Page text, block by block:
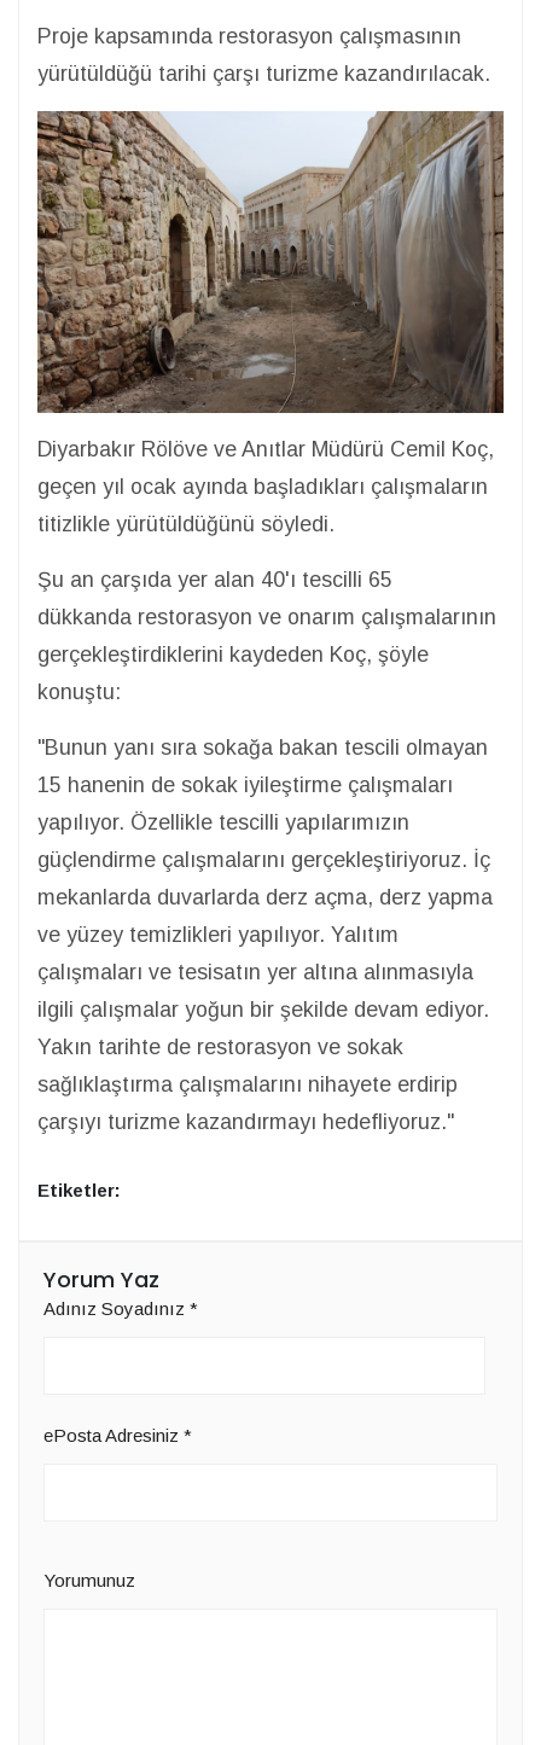
Proje kapsamında restorasyon çalışmasının
yürütüldüğü tarihi çarşı turizme kazandırılacak.
Diyarbakır Rölöve ve Anıtlar Müdürü Cemil Koç,
geçen yıl ocak ayında başladıkları çalışmaların
titizlikle yürütüldüğünü söyledi.
Şu an çarşıda yer alan 40'ı tescilli 65
dükkanda restorasyon ve onarım çalışmalarının
gerçekleştirdiklerini kaydeden Koç, şöyle
konuştu:
"Bunun yanı sıra sokağa bakan tescili olmayan
15 hanenin de sokak iyileştirme çalışmaları
yapılıyor. Özellikle tescilli yapılarımızın
güçlendirme çalışmalarını gerçekleştiriyoruz. İç
mekanlarda duvarlarda derz açma, derz yapma
ve yüzey temizlikleri yapılıyor. Yalıtım
çalışmaları ve tesisatın yer altına alınmasıyla
ilgili çalışmalar yoğun bir şekilde devam ediyor.
Yakın tarihte de restorasyon ve sokak
sağlıklaştırma çalışmalarını nihayete erdirip
çarşıyı turizme kazandırmayı hedefliyoruz."
Etiketler:
Yorum Yaz
Adınız Soyadınız *
ePosta Adresiniz *
Yorumunuz